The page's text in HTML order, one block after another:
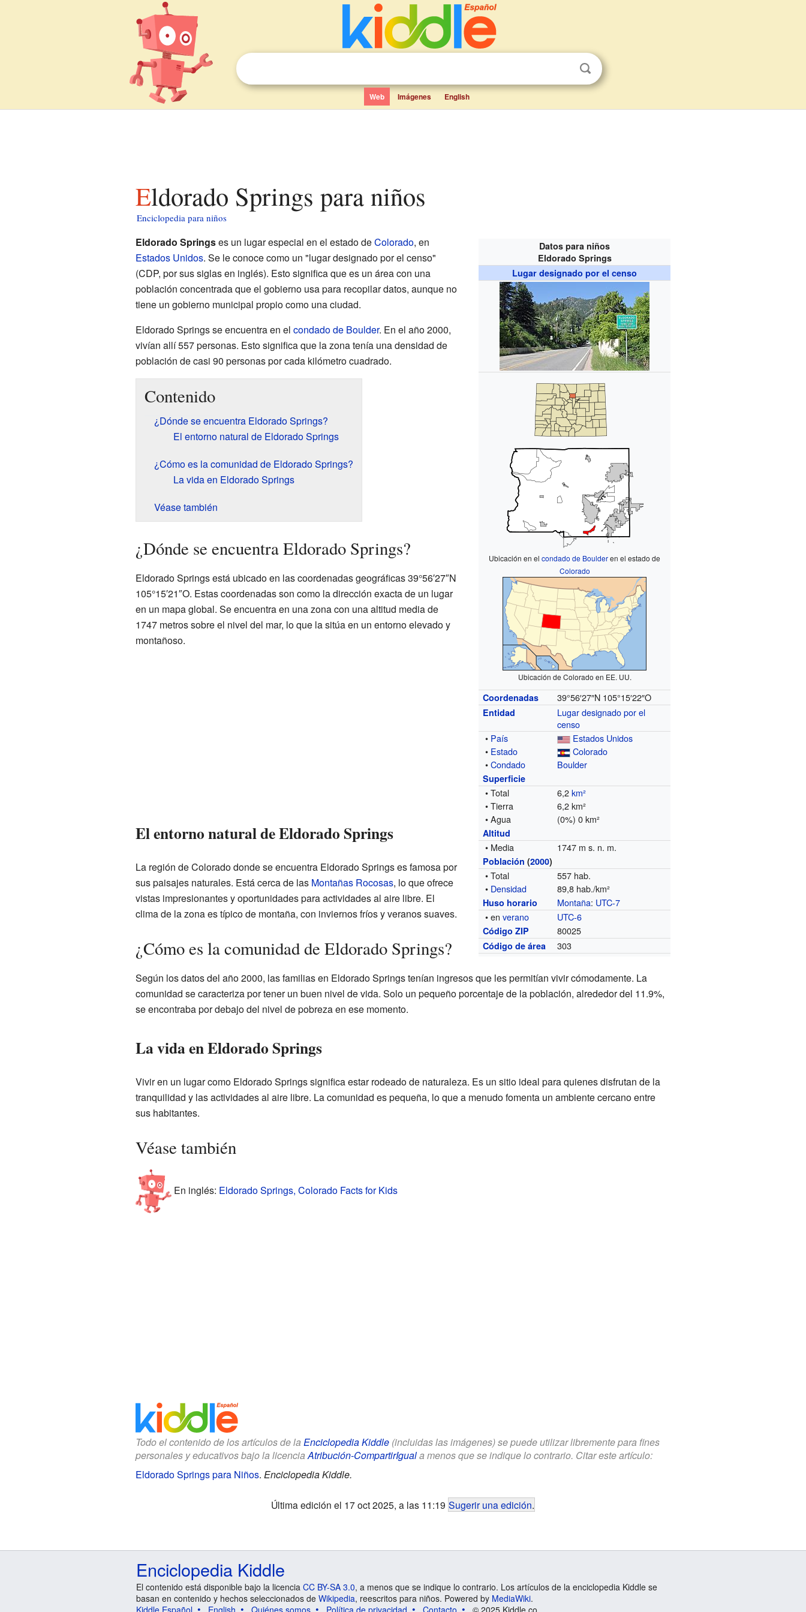
Web Imágenes English
Eldorado Springs para niños
Enciclopedia para niños
Datos para niños
Eldorado Springs
Lugar designado por el censo
Ubicación en elcondado de Boulderen el estado de
Colorado
Ubicación de Colorado en EE. UU.
Coordenadas 39°56′27″N 105°15′22″O
Entidad
Lugar designado por el
censo
• País
Estados Unidos
• Estado
Colorado
•Condado Boulder
Superficie
• Total 6,2km²
• Tierra
6,2 km²
• Agua
(0%) 0 km²
Altitud
• Media 1747 m s. n. m.
Población (2000)
• Total
557 hab.
• Densidad 89,8 hab./km²
Huso horario Montaña: UTC-7
• enverano UTC-6
Código ZIP 80025
Código de área 303
Eldorado Springses un lugar especial en el estado deColorado, en
Estados Unidos. Se le conoce como un "lugar designado por el censo"
(CDP, por sus siglas en inglés). Esto significa que es un área con una
población concentrada que el gobierno usa para recopilar datos, aunque no
tiene un gobierno municipal propio como una ciudad.
Eldorado Springs se encuentra en el condado de Boulder. En el año 2000,
vivían allí 557 personas. Esto significa que la zona tenía una densidad de
población de casi 90 personas por cada kilómetro cuadrado.
Contenido
¿Dónde se encuentra Eldorado Springs?
El entorno natural de Eldorado Springs
¿Cómo es la comunidad de Eldorado Springs?
La vida en Eldorado Springs
Véase también
¿Dónde se encuentra Eldorado Springs?
Eldorado Springs está ubicado en las coordenadas geográficas 39°56′27″N
105°15′21″O. Estas coordenadas son como la dirección exacta de un lugar
en un mapa global. Se encuentra en una zona con una altitud media de
1747 metros sobre el nivel del mar, lo que la sitúa en un entorno elevado y
montañoso.
El entorno natural de Eldorado Springs
La región de Colorado donde se encuentra Eldorado Springs es famosa por
sus paisajes naturales. Está cerca de las Montañas Rocosas, lo que ofrece
vistas impresionantes y oportunidades para actividades al aire libre. El
clima de la zona es típico de montaña, con inviernos fríos y veranos suaves.
¿Cómo es la comunidad de Eldorado Springs?
Según los datos del año 2000, las familias en Eldorado Springs tenían ingresos que les permitían vivir cómodamente. La
comunidad se caracteriza por tener un buen nivel de vida. Solo un pequeño porcentaje de la población, alrededor del 11.9%,
se encontraba por debajo del nivel de pobreza en ese momento.
La vida en Eldorado Springs
Vivir en un lugar como Eldorado Springs significa estar rodeado de naturaleza. Es un sitio ideal para quienes disfrutan de la
tranquilidad y las actividades al aire libre. La comunidad es pequeña, lo que a menudo fomenta un ambiente cercano entre
sus habitantes.
Véase también
En inglés: Eldorado Springs, Colorado Facts for Kids
Todo el contenido de los artículos de la Enciclopedia Kiddle(incluidas las imágenes) se puede utilizar libremente para fines
personales y educativos bajo la licenciaAtribución-CompartirIguala menos que se indique lo contrario. Citar este artículo:
Eldorado Springs para Niños. Enciclopedia Kiddle.
Última edición el 17 oct 2025, a las 11:19 Sugerir una edición.
Enciclopedia Kiddle
El contenido está disponible bajo la licencia CC BY-SA 3.0, a menos que se indique lo contrario. Los artículos de la enciclopedia Kiddle se
basan en contenido y hechos seleccionados de Wikipedia, reescritos para niños. Powered by MediaWiki.